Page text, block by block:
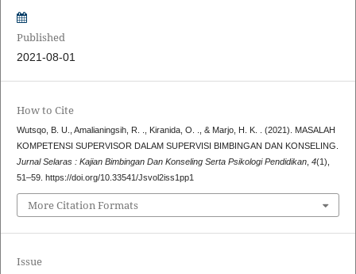
Published
2021-08-01
How to Cite
Wutsqo, B. U., Amalianingsih, R. ., Kiranida, O. ., & Marjo, H. K. . (2021). MASALAH
KOMPETENSI SUPERVISOR DALAM SUPERVISI BIMBINGAN DAN KONSELING.
Jurnal Selaras : Kajian Bimbingan Dan Konseling Serta Psikologi Pendidikan, 4(1),
51–59. https://doi.org/10.33541/Jsvol2iss1pp1
More Citation Formats
Issue